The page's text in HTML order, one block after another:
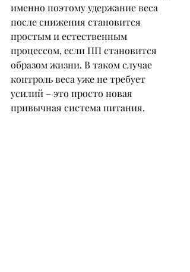
именно поэтому удержание веса
после снижения становится
простым и естественным
процессом, если ПП становится
образом жизни. В таком случае
контроль веса уже не требует
усилий – это просто новая
привычная система питания.